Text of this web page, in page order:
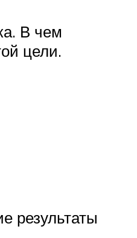
В чем
цели.
результаты